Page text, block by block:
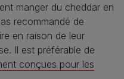
manger du cheddar en
recommandé de
en raison de leur
Il est préférable de
conçues pour les